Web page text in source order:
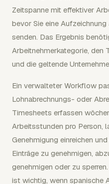
Zeitspanne mit effektiver
bevor Sie eine
senden. Das Ergebnis
Arbeitnehmerkategorie, den
und die geltende
Ein verwalteter Workflow
Lohnabrechnungs- oder
Timesheets erfassen
Arbeitsstunden pro Person,
Genehmigung einreichen
Einträge zu genehmigen,
genehmigen oder zu
ist wichtig, wenn spanische